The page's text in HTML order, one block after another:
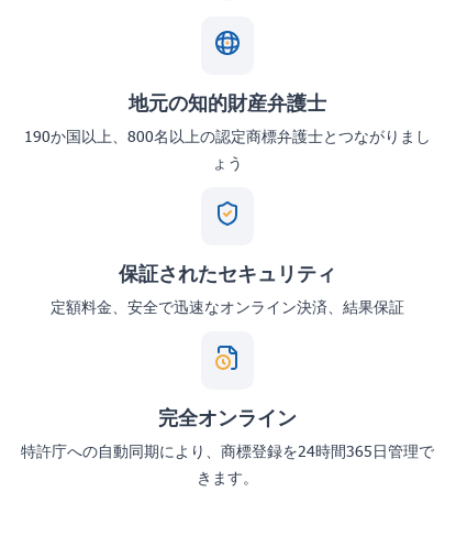
地元の知的財産弁護士
190か国以上、800名以上の認定商標弁護士とつながりまし
ょう
保証されたセキュリティ
定額料金、安全で迅速なオンライン決済、結果保証
完全オンライン
特許庁への自動同期により、商標登録を24時間365日管理で
きます。